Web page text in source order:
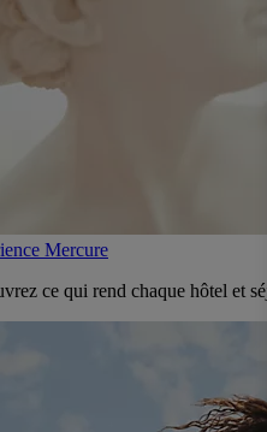
Mercure
ce qui rend chaque hôtel et